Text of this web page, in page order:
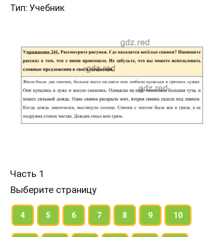
Тип: Учебник
Часть 1
Выберите страницу
4 5 6 7 8 9 10